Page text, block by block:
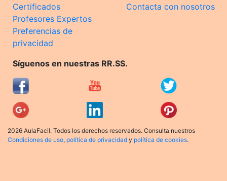
Certificados
Profesores Expertos
Preferencias de
privacidad
Contacta con nosotros
Síguenos en nuestras RR.SS.
2026 AulaFacil. Todos los derechos reservados. Consulta nuestros
Condiciones de uso, política de privacidad y política de cookies.